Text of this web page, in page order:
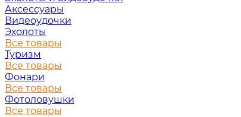
Аксессуары
Видеоудочки
Эхолоты
Все товары
Туризм
Все товары
Фонари
Все товары
Фотоловушки
Все товары